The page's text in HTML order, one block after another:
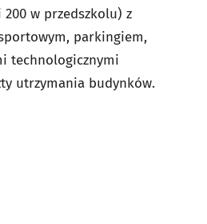
w przedszkolu) z
parkingiem,
technologicznymi
utrzymania budynków.